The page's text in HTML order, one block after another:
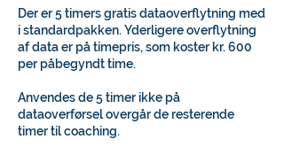
Der er 5 timers gratis dataoverflytning med
i standardpakken. Yderligere overflytning
af data er på timepris, som koster kr. 600
per påbegyndt time.
Anvendes de 5 timer ikke på
dataoverførsel overgår de resterende
timer til coaching.